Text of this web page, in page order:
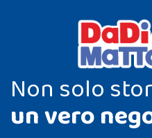
Non solo
un vero